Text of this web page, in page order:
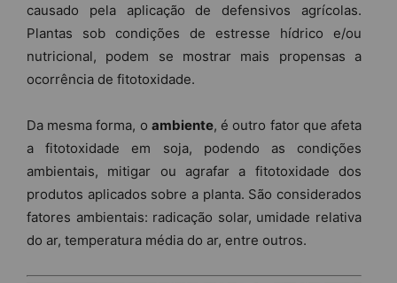
causado pela aplicação de defensivos agrícolas.
Plantas sob condições de estresse hídrico e/ou
nutricional, podem se mostrar mais propensas a
ocorrência de fitotoxidade.
Da mesma forma, o ambiente, é outro fator que afeta
a fitotoxidade em soja, podendo as condições
ambientais, mitigar ou agrafar a fitotoxidade dos
produtos aplicados sobre a planta. São considerados
fatores ambientais: radicação solar, umidade relativa
do ar, temperatura média do ar, entre outros.